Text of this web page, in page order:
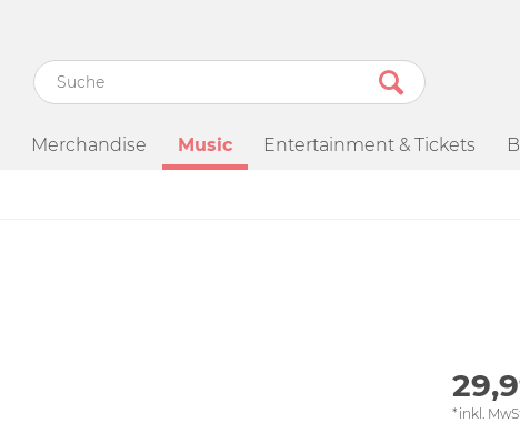
Merchandise Music Entertainment & Tickets
*inkl.